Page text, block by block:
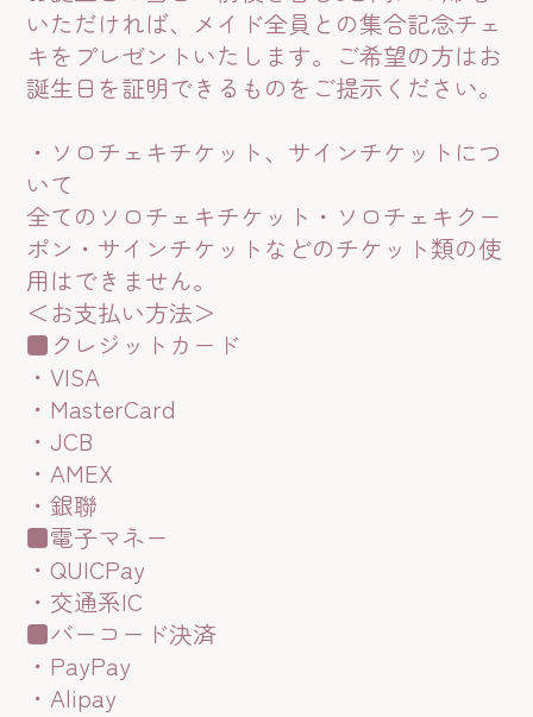
いただければ、メイド全員との集合記念チェ
キをプレゼントいたします。ご希望の方はお
誕生日を証明できるものをご提示ください。
・ソロチェキチケット、サインチケットにつ
いて
全てのソロチェキチケット・ソロチェキクー
ポン・サインチケットなどのチケット類の使
用はできません。
＜お支払い方法＞
■クレジットカード
・VISA
・MasterCard
・JCB
・AMEX
・銀聯
■電子マネー
・QUICPay
・交通系IC
■バーコード決済
・PayPay
・Alipay